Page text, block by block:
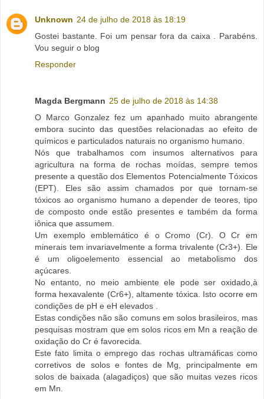
Unknown 24 de julho de 2018 às 18:19
Gostei bastante. Foi um pensar fora da caixa . Parabéns.
Vou seguir o blog
Responder
Magda Bergmann 25 de julho de 2018 às 14:38
O Marco Gonzalez fez um apanhado muito abrangente
embora sucinto das questões relacionadas ao efeito de
químicos e particulados naturais no organismo humano.
Nós que trabalhamos com insumos alternativos para
agricultura na forma de rochas moídas, sempre temos
presente a questão dos Elementos Potencialmente Tóxicos
(EPT). Eles são assim chamados por que tornam-se
tóxicos ao organismo humano a depender de teores, tipo
de composto onde estão presentes e também da forma
iônica que assumem.
Um exemplo emblemático é o Cromo (Cr). O Cr em
minerais tem invariavelmente a forma trivalente (Cr3+). Ele
é um oligoelemento essencial ao metabolismo dos
açúcares.
No entanto, no meio ambiente ele pode ser oxidado,à
forma hexavalente (Cr6+), altamente tóxica. Isto ocorre em
condições de pH e eH elevados .
Estas condições não são comuns em solos brasileiros, mas
pesquisas mostram que em solos ricos em Mn a reação de
oxidação do Cr é favorecida.
Este fato limita o emprego das rochas ultramáficas como
corretivos de solos e fontes de Mg, principalmente em
solos de baixada (alagadiços) que são muitas vezes ricos
em Mn.